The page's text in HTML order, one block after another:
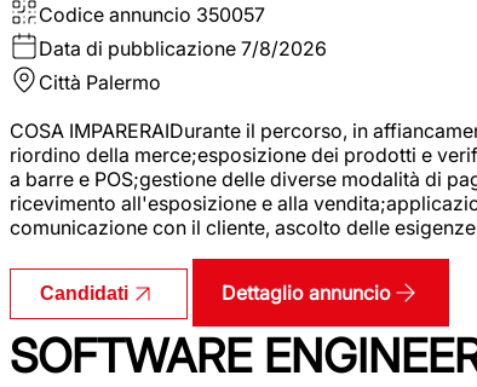
Codice annuncio 350057
Data di pubblicazione 7/8/2026
Città Palermo
COSA IMPARERAIDurante il percorso, in
riordino della merce;esposizione dei prodotti e
a barre e POS;gestione delle diverse modalità di
ricevimento all'esposizione e alla
comunicazione con il cliente, ascolto delle
Candidati Dettaglio annuncio
SOFTWARE